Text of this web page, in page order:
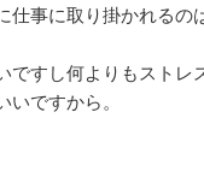
仕事に取り掛かれるの
ですし何よりもストレ
いですから。